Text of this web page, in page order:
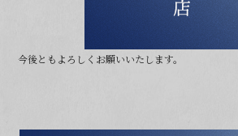
今後ともよろしくお願いいたします。